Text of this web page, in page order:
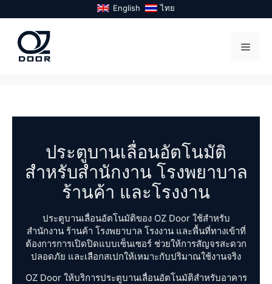
to
content
English ไทย
ประตูบานเลื่อนอัตโนมัติ
สำหรับสำนักงาน โรงพยาบาล
ร้านค้า และโรงงาน
ประตูบานเลื่อนอัตโนมัติของ OZ Door ใช้สำหรับ
สำนักงาน ร้านค้า โรงพยาบาล โรงงาน และพื้นที่ทางเข้าที่
ต้องการการเปิดปิดแบบเซ็นเซอร์ ช่วยให้การสัญจรสะดวก
ปลอดภัย และเลือกสเปกให้เหมาะกับปริมาณใช้งานจริง
OZ Door ให้บริการประตูบานเลื่อนอัตโนมัติสำหรับอาคาร